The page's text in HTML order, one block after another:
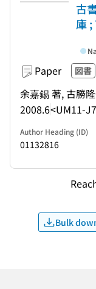
古
庫 ;
Paper 図書
余嘉錫 著, 古勝
2008.6<UM11-
Author Heading (ID)
01132816
Bulk